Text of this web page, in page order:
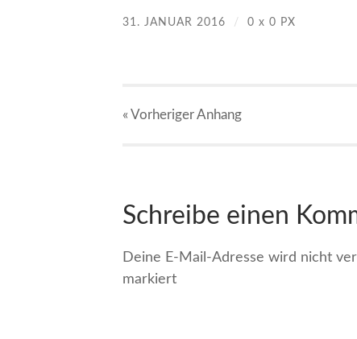
31. JANUAR 2016 / 0 x 0 PX
« VorherigerAnhang
Schreibe einen
Deine E-Mail-Adresse wird nicht
markiert